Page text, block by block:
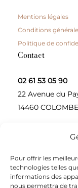
Pour offrir les
technologies telles
informations des
nous permettra de
Mentions légales
Conditions
Politique de
Contact
02 61 53 05 90
22 Avenue du
14460
Contactez-nous
A propos
Une entreprise